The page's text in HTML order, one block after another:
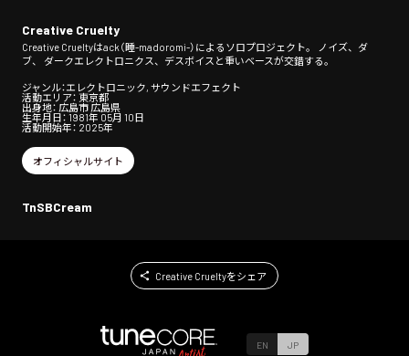
Creative Cruelty
Creative Crueltyはack（睡-madoromi-）によるソロプロジェクト。 ノイズ、ダ
ブ、 ダークエレクトロニクス、デスボイスと重いベースが交錯する。
ジャンル：エレクトロニック, サウンドエフェクト
活動エリア： 東京都
出身地： 広島市 広島県
生年月日： 1981年 05月 10日
活動開始年： 2025年
オフィシャルサイト
TnSBCream
Creative Crueltyをシェア
EN JP